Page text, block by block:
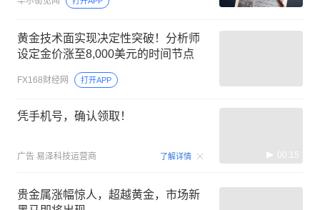
黄金技术面实现决定性突破！分析师
设定金价涨至8,000美元的时间节点
FX168财经网 打开APP
凭手机号，确认领取！
广告 易泽科技运营商 了解详情 00:15
贵金属涨幅惊人，超越黄金，市场新